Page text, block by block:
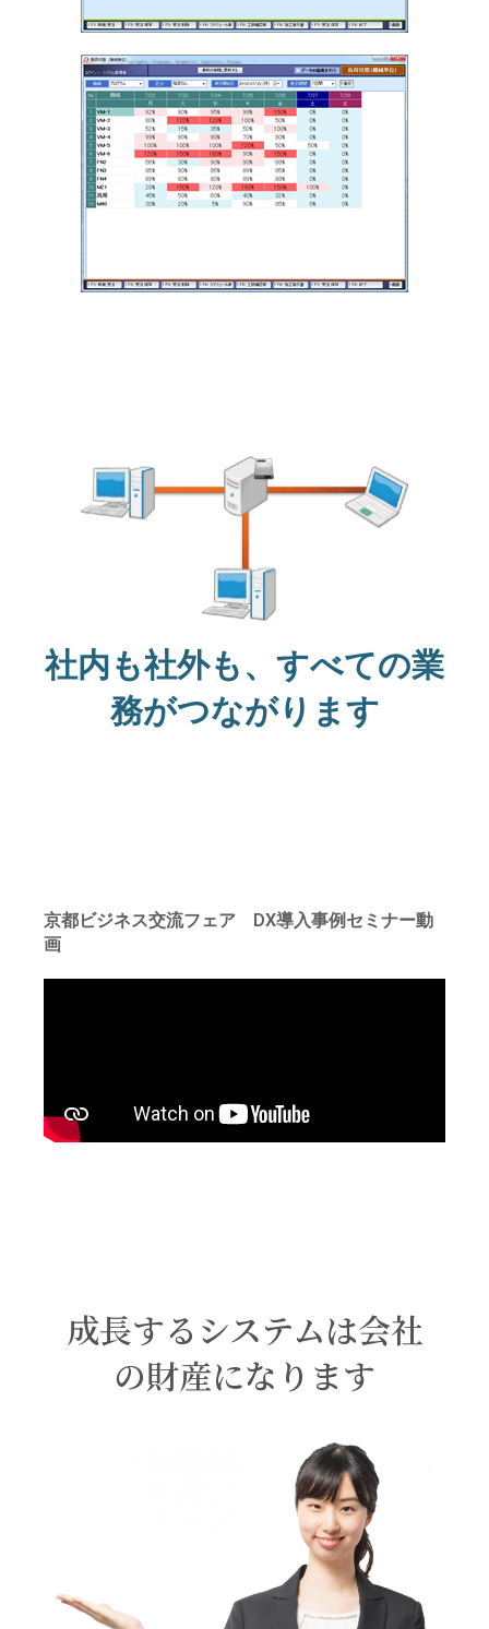
社内も社外も、すべての業
務がつながります
京都ビジネス交流フェア DX導入事例セミナー動
画
成長するシステムは会社
の財産になります